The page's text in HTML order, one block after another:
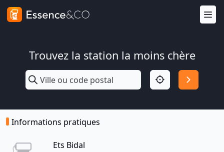
Trouvez la station la moins chère
Informations pratiques
Ets Bidal